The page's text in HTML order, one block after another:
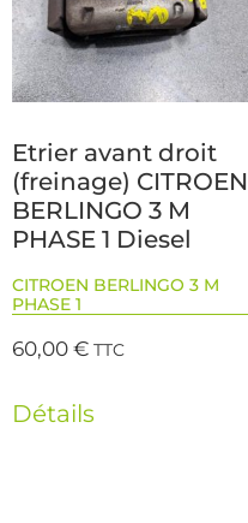
Etrier avant droit
(freinage) CITROEN
BERLINGO 3 M
PHASE 1 Diesel
CITROEN BERLINGO 3 M
PHASE 1
60,00€ TTC
Détails